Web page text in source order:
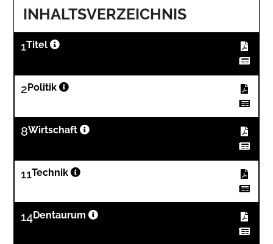
INHALTSVERZEICHNIS
1Titel
2 Politik
8Wirtschaft
11Technik
14Dentaurum